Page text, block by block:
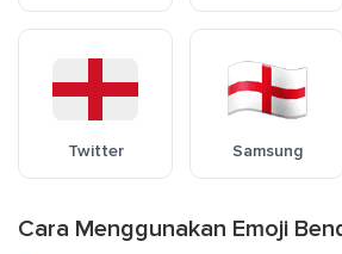
Twitter Samsung
Cara Menggunakan Emoji